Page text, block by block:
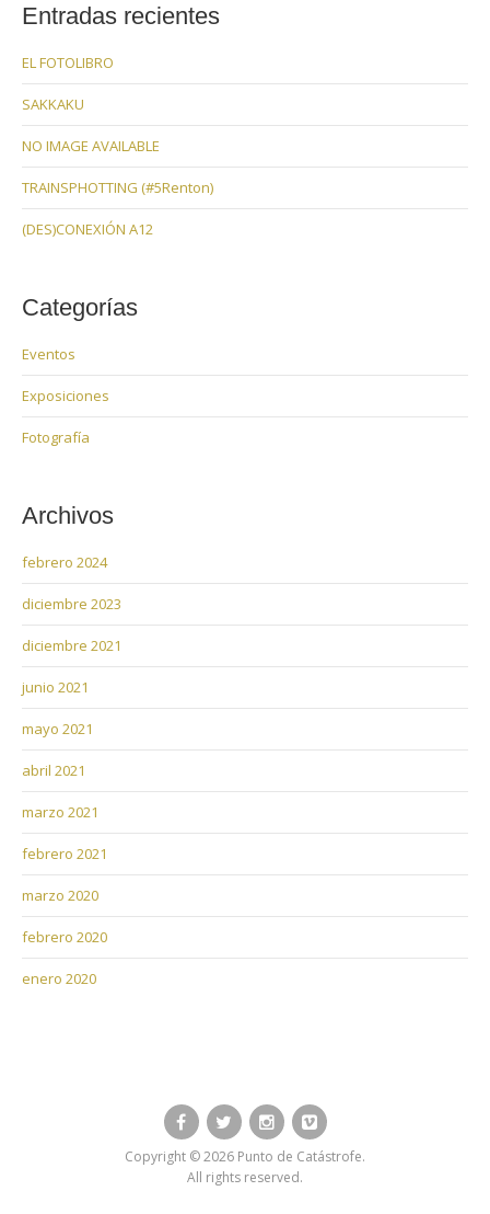
Entradas recientes
EL FOTOLIBRO
SAKKAKU
NO IMAGE AVAILABLE
TRAINSPHOTTING (#5Renton)
(DES)CONEXIÓN A12
Categorías
Eventos
Exposiciones
Fotografía
Archivos
febrero 2024
diciembre 2023
diciembre 2021
junio 2021
mayo 2021
abril 2021
marzo 2021
febrero 2021
marzo 2020
febrero 2020
enero 2020
FacebookTwitter InstagramVimeo
Copyright © 2026 Punto de Catástrofe.
All rights reserved.